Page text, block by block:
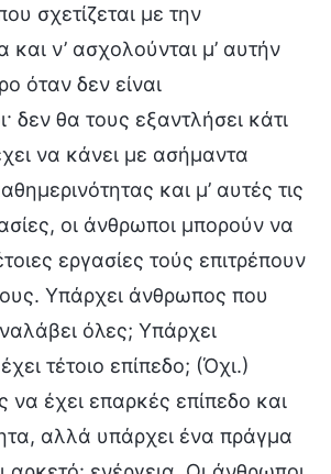
σχετίζεται με την
και ν’ ασχολούνται μ’ αυτήν
όταν δεν είναι
δεν θα τους εξαντλήσει κάτι
να κάνει με ασήμαντα
και μ’ αυτές τις
οι άνθρωποι μπορούν να
εργασίες τούς επιτρέπουν
Υπάρχει άνθρωπος που
όλες; Υπάρχει
τέτοιο επίπεδο; (Όχι.)
να έχει επαρκές επίπεδο και
αλλά υπάρχει ένα πράγμα